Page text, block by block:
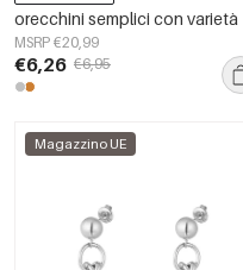
orecchini semplici con varietà
MSRP €20,99
€6,26 €6,95
Magazzino UE